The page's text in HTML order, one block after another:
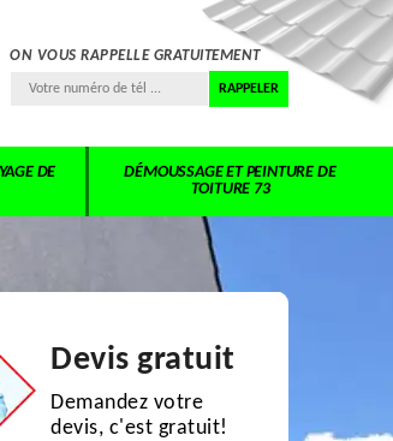
ON VOUS RAPPELLE GRATUITEMENT
DE
DÉMOUSSAGE ET PEINTURE DE
TOITURE 73
Devis gratuit
Demandez votre
devis, c'est gratuit!